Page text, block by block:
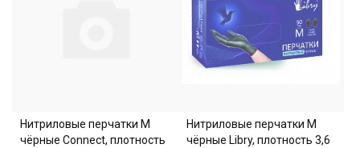
Нитриловые перчатки M
чёрные Connect, плотность
Нитриловые перчатки M
чёрные Libry, плотность 3,6